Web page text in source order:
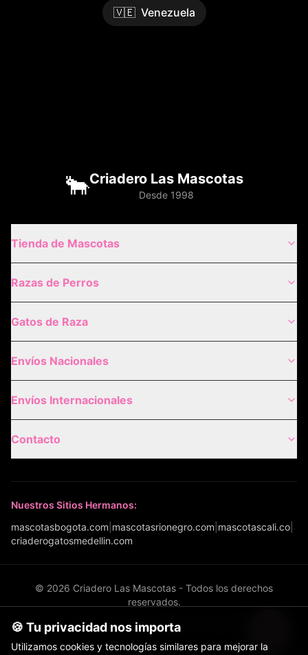
🇻🇪 Venezuela
🐂Criadero Las Mascotas
Desde 1998
Tienda de Mascotas
Razas de Perros
Gatos de Raza
Envíos Nacionales
Envíos Internacionales
Contacto
Nuestros Sitios Hermanos:
mascotasbogota.com mascotasrionegro.com mascotascali.co
criaderogatosmedellin.com
© 2026 Criadero Las Mascotas - Todos los derechos
reservados.
Política de Envíos|Configurar cookies
🍪 Tu privacidad nos importa
Utilizamos cookies y tecnologías similares para mejorar la